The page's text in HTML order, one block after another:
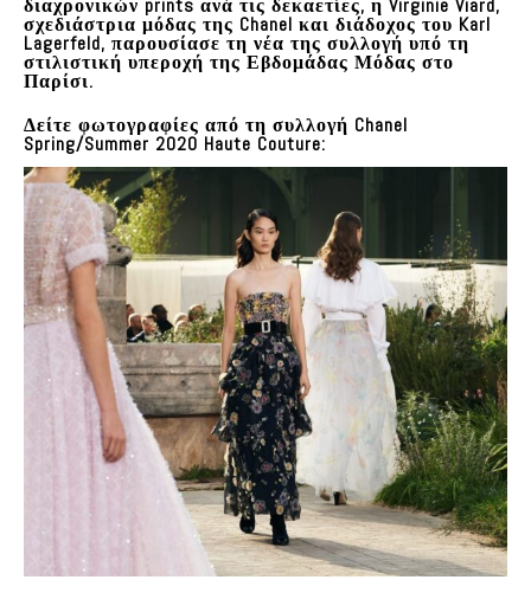
διαχρονικών prints ανά τις δεκαετίες, η Virginie Viard,
σχεδιάστρια μόδας της Chanel και διάδοχος του Karl
Lagerfeld, παρουσίασε τη νέα της συλλογή υπό τη
στιλιστική υπεροχή της Εβδομάδας Μόδας στο
Παρίσι.
Δείτε φωτογραφίες από τη συλλογή Chanel
Spring/Summer 2020 Haute Couture: